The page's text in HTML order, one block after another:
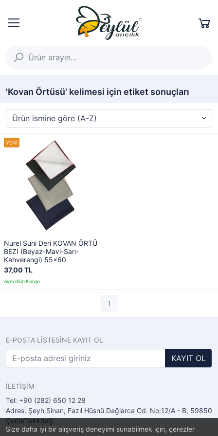
Size daha iyi bir alışveriş deneyimi sunabilmek için, çerezler
'Kovan Örtüsü' kelimesi için etiket sonuçları
Nurel Suni Deri KOVAN ÖRTÜ
BEZİ (Beyaz-Mavi-Sarı-
Kahverengi) 55x60
37,00 TL
1
E-POSTA LİSTESİNE KAYIT OL
KAYIT OL
İLETİŞİM
Tel: +90 (282) 650 12 28
Adres: Şeyh Sinan, Fazıl Hüsnü Dağlarca Cd. No:12/A - B, 59850
Çorlu/Tekirdağ